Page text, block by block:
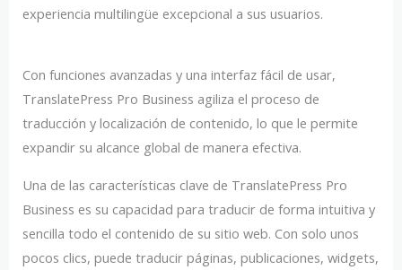
experiencia multilingüe excepcional a sus usuarios.
Con funciones avanzadas y una interfaz fácil de usar,
TranslatePress Pro Business agiliza el proceso de
traducción y localización de contenido, lo que le permite
expandir su alcance global de manera efectiva.
Una de las características clave de TranslatePress Pro
Business es su capacidad para traducir de forma intuitiva y
sencilla todo el contenido de su sitio web. Con solo unos
pocos clics, puede traducir páginas, publicaciones, widgets,